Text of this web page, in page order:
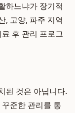
하느냐가 장기적
, 고양, 파주 지역
후 관리 프로그
된 것은 아닙니다.
준한 관리를 통